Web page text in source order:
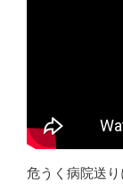
危うく病院送